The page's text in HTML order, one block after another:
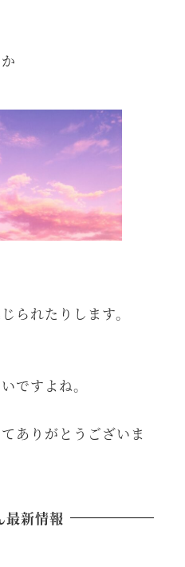
られたりします。
ですよね。
ありがとうございま
最新情報